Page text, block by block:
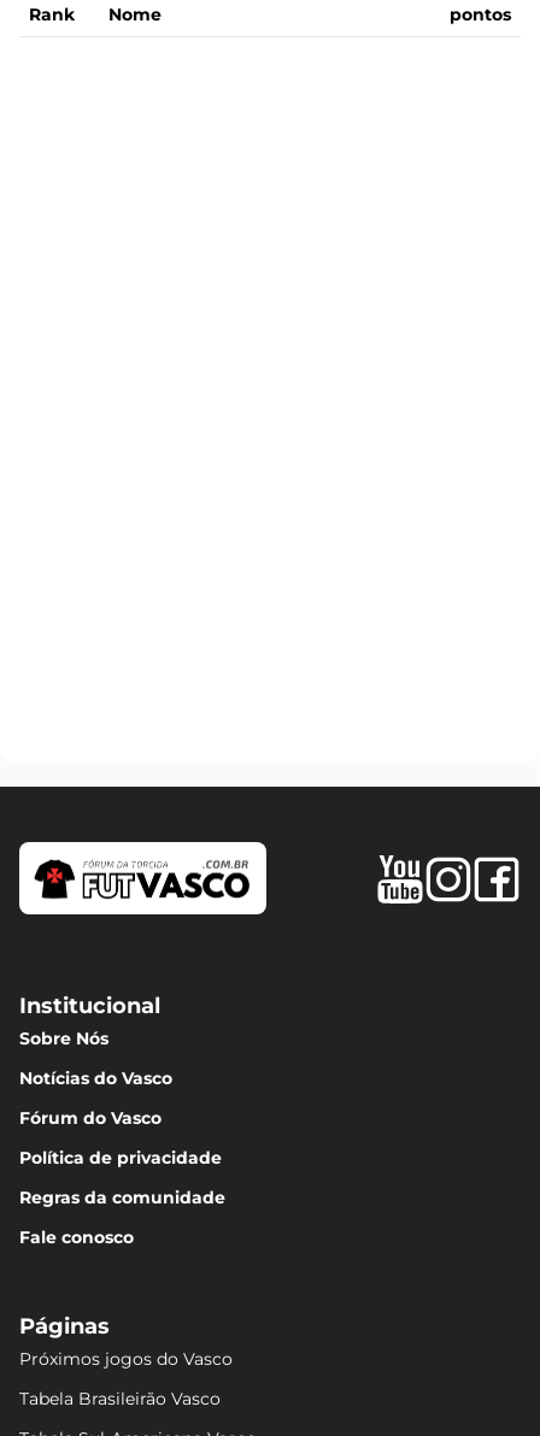
Rank Nome pontos
Institucional
Sobre Nós
Notícias do Vasco
Fórum do Vasco
Política de privacidade
Regras da comunidade
Fale conosco
Páginas
Próximos jogos do Vasco
Tabela Brasileirão Vasco